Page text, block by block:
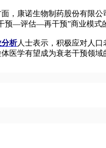
康诺生物制药股份有限公
预—评估—再干预”商业模式
析人士表示，积极应对人口
医学有望成为衰老干预领